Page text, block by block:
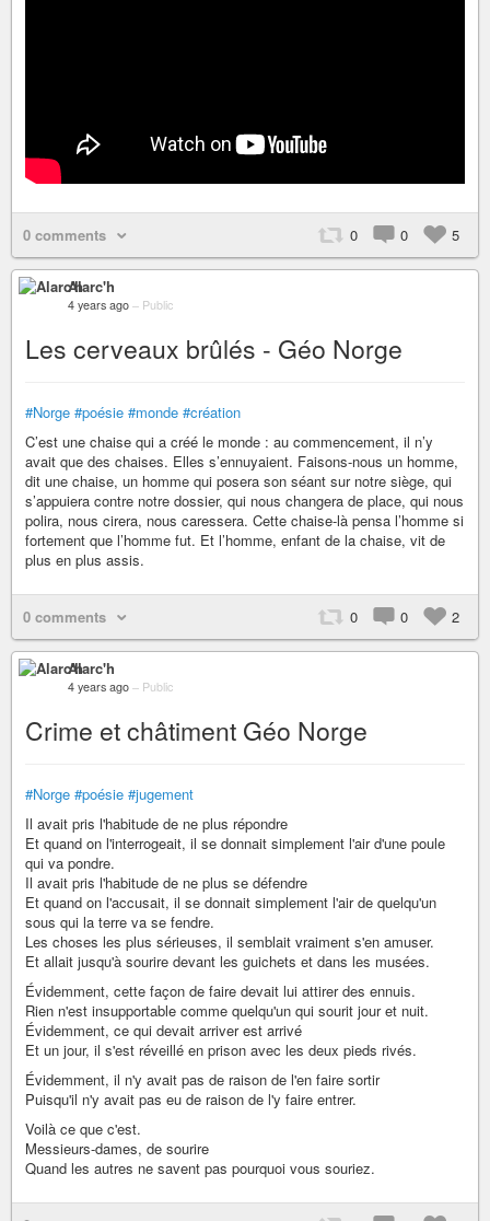
0 comments 0 0 5
Alarc'h
4 years ago – Public
Les cerveaux brûlés - Géo Norge
#Norge #poésie #monde #création
C’est une chaise qui a créé le monde : au commencement, il n’y
avait que des chaises. Elles s’ennuyaient. Faisons-nous un homme,
dit une chaise, un homme qui posera son séant sur notre siège, qui
s’appuiera contre notre dossier, qui nous changera de place, qui nous
polira, nous cirera, nous caressera. Cette chaise-là pensa l’homme si
fortement que l’homme fut. Et l’homme, enfant de la chaise, vit de
plus en plus assis.
0 comments 0 0 2
Alarc'h
4 years ago – Public
Crime et châtiment Géo Norge
#Norge #poésie #jugement
Il avait pris l'habitude de ne plus répondre
Et quand on l'interrogeait, il se donnait simplement l'air d'une poule
qui va pondre.
Il avait pris l'habitude de ne plus se défendre
Et quand on l'accusait, il se donnait simplement l'air de quelqu'un
sous qui la terre va se fendre.
Les choses les plus sérieuses, il semblait vraiment s'en amuser.
Et allait jusqu'à sourire devant les guichets et dans les musées.
Évidemment, cette façon de faire devait lui attirer des ennuis.
Rien n'est insupportable comme quelqu'un qui sourit jour et nuit.
Évidemment, ce qui devait arriver est arrivé
Et un jour, il s'est réveillé en prison avec les deux pieds rivés.
Évidemment, il n'y avait pas de raison de l'en faire sortir
Puisqu'il n'y avait pas eu de raison de l'y faire entrer.
Voilà ce que c'est.
Messieurs-dames, de sourire
Quand les autres ne savent pas pourquoi vous souriez.